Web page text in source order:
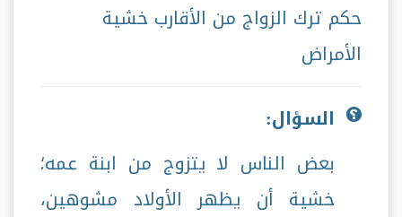
حكم ترك الزواج من الأقارب خشية
الأمراض
السؤال:
بعض الناس لا يتزوج من ابنة عمه؛
خشية أن يظهر الأولاد مشوهين،